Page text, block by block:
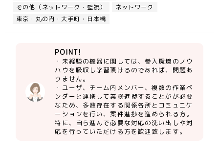
その他（ネットワーク・監視）
ネットワーク
東京・丸の内・大手町・日本橋
POINT!
・未経験の機器に関しては、参入環境のノウ
ハウを吸収し学習頂けるのであれば、問題あ
りません。
・ユーザ、チーム内メンバー、複数の作業ベ
ンダーと連携して業務進捗することがが必要
なため、多数存在する関係各所とコミュニケ
ーションを行い、案件進捗を進められる方。
特に、自ら進んで必要な対応の洗い出しや対
応を行っていただける方を歓迎致します。